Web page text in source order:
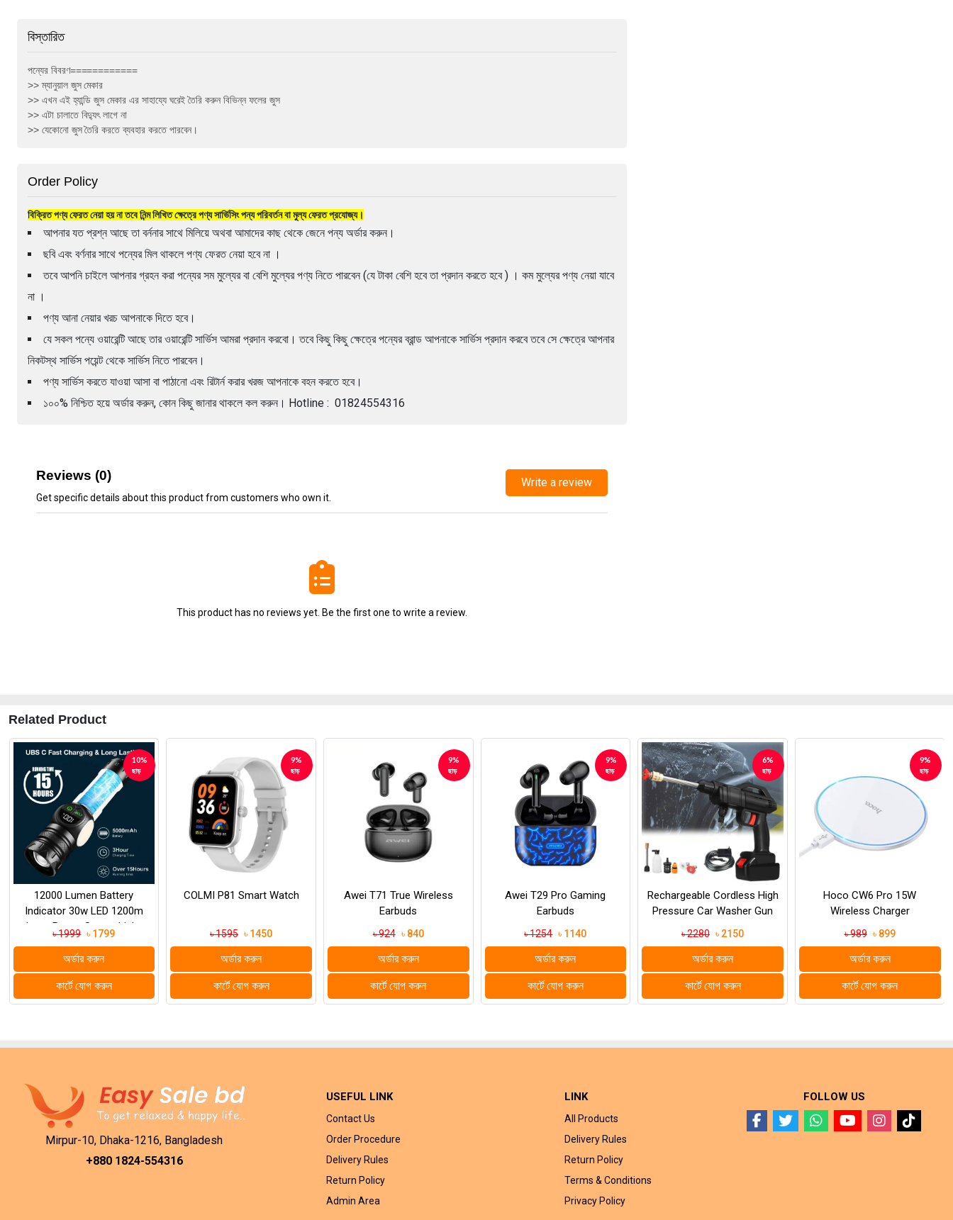
বিস্তারিত
পন্যের বিবরণ============
>> ম্যানুয়াল জুস মেকার
>> এখন এই হ্যান্ডি জুস মেকার এর সাহায্যে ঘরেই তৈরি করুন বিভিন্ন ফলের জুস
>> এটা চালাতে বিদ্যুৎ লাগে না
>> যেকোনো জুস তৈরি করতে ব্যবহার করতে পারবেন।
Order Policy
বিক্রিত পণ্য ফেরত নেয়া হয় না তবে নিন্ম লিখিত ক্ষেত্রে পণ্য সার্ভিসিং পন্য পরিবর্তন বা মুল্য ফেরত প্রযোজ্য।
আপনার যত প্রশ্ন আছে তা বর্ননার সাথে মিলিয়ে অথবা আমাদের কাছ থেকে জেনে পন্য অর্ডার করুন।
ছবি এবং বর্ণনার সাথে পন্যের মিল থাকলে পণ্য ফেরত নেয়া হবে না ।
তবে আপনি চাইলে আপনার গ্রহন করা পন্যের সম মুল্যের বা বেশি মুল্যের পণ্য নিতে পারবেন (যে টাকা বেশি হবে তা প্রদান করতে হবে ) । কম মুল্যের পণ্য নেয়া যাবে
না ।
পণ্য আনা নেয়ার খরচ আপনাকে দিতে হবে।
যে সকল পন্যে ওয়ারেন্টি আছে তার ওয়ারেন্টি সার্ভিস আমরা প্রদান করবো। তবে কিছু কিছু ক্ষেত্রে পন্যের ব্রান্ড আপনাকে সার্ভিস প্রদান করবে তবে সে ক্ষেত্রে আপনার
নিকটস্থ সার্ভিস পয়েন্ট থেকে সার্ভিস নিতে পারবেন।
পণ্য সার্ভিস করতে যাওয়া আসা বা পাঠানো এবং রিটার্ন করার খরজ আপনাকে বহন করতে হবে।
১০০% নিশ্চিত হয়ে অর্ডার করুন, কোন কিছু জানার থাকলে কল করুন। Hotline : 01824554316
Reviews (0)
Get specific details about this product from customers who own it.
Write a review
This product has no reviews yet. Be the first one to write a review.
Related Product
10%
ছাড়
12000 Lumen Battery
Indicator 30w LED 1200m
Long Range Strong Light
৳ 1999 ৳ 1799
অর্ডার করুন
কার্টে যোগ করুন
9%
ছাড়
COLMI P81 Smart Watch
৳ 1595 ৳ 1450
অর্ডার করুন
কার্টে যোগ করুন
9%
ছাড়
Awei T71 True Wireless
Earbuds
৳ 924 ৳ 840
অর্ডার করুন
কার্টে যোগ করুন
9%
ছাড়
Awei T29 Pro Gaming
Earbuds
৳ 1254 ৳ 1140
অর্ডার করুন
কার্টে যোগ করুন
6%
ছাড়
Rechargeable Cordless High
Pressure Car Washer Gun
৳ 2280 ৳ 2150
অর্ডার করুন
কার্টে যোগ করুন
9%
ছাড়
Hoco CW6 Pro 15W
Wireless Charger
৳ 989 ৳ 899
অর্ডার করুন
কার্টে যোগ করুন
‹
Mirpur-10, Dhaka-1216, Bangladesh
+880 1824-554316
USEFUL LINK
Contact Us
Order Procedure
Delivery Rules
Return Policy
Admin Area
LINK
All Products
Delivery Rules
Return Policy
Terms & Conditions
Privacy Policy
FOLLOW US